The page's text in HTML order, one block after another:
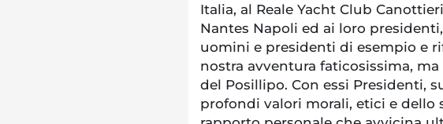
Italia, al Reale Yacht Club
Nantes Napoli ed ai loro
uomini e presidenti di esempio e
nostra avventura faticosissima,
del Posillipo. Con essi Presidenti,
profondi valori morali, etici e dello